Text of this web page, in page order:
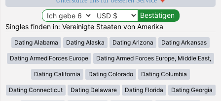
Singles finden in: Vereinigte Staaten von Amerika
Dating Alabama Dating Alaska Dating Arizona Dating Arkansas
Dating Armed Forces Europe Dating Armed Forces Europe, Middle East,
Dating California Dating Colorado Dating Columbia
Dating Connecticut Dating Delaware Dating Florida Dating Georgia